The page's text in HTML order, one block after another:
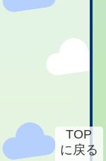
TOP
に戻る